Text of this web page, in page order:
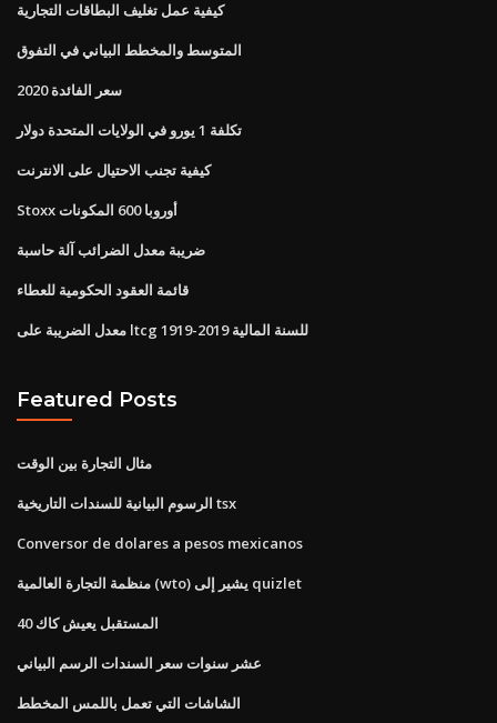
كيفية عمل تغليف البطاقات التجارية
المتوسط ​​والمخطط البياني في التفوق
سعر الفائدة 2020
تكلفة 1 يورو في الولايات المتحدة دولار
كيفية تجنب الاحتيال على الانترنت
Stoxx أوروبا 600 المكونات
ضريبة معدل الضرائب آلة حاسبة
قائمة العقود الحكومية للعطاء
معدل الضريبة على ltcg للسنة المالية 2019-1919
Featured Posts
مثال التجارة بين الوقت
الرسوم البيانية للسندات التاريخية tsx
Conversor de dolares a pesos mexicanos
منظمة التجارة العالمية (wto) يشير إلى quizlet
المستقبل يعيش كاك 40
عشر سنوات سعر السندات الرسم البياني
الشاشات التي تعمل باللمس المخطط